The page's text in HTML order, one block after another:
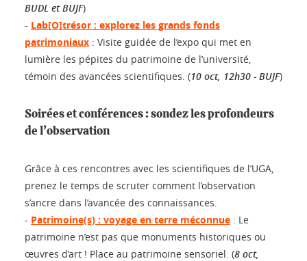
BUDL et BUJF)
- Lab[O]trésor : explorez les grands fonds
patrimoniaux : Visite guidée de l’expo qui met en
lumière les pépites du patrimoine de l’université,
témoin des avancées scientifiques. (10 oct, 12h30 - BUJF)
Soirées et conférences : sondez les profondeurs
de l’observation
Grâce à ces rencontres avec les scientifiques de l’UGA,
prenez le temps de scruter comment l’observation
s’ancre dans l’avancée des connaissances.
- Patrimoine(s) : voyage en terre méconnue : Le
patrimoine n’est pas que monuments historiques ou
œuvres d’art ! Place au patrimoine sensoriel. (8 oct,